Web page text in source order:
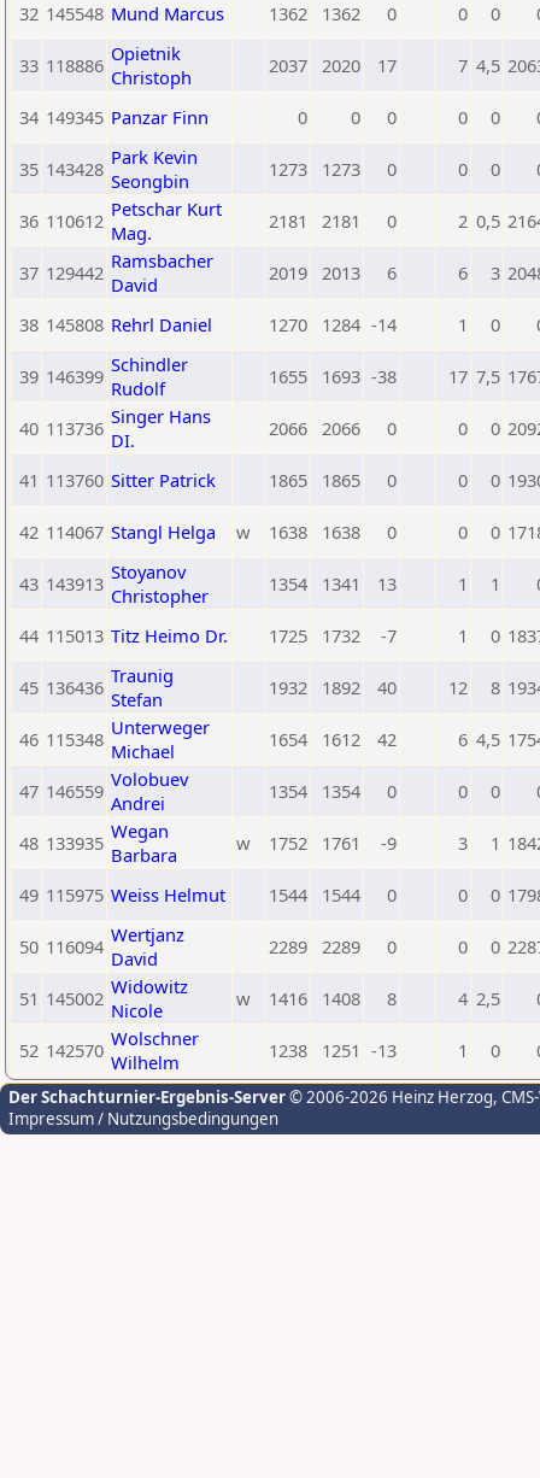
32 145548 Mund Marcus 1362 1362 0 0 0
33 118886 Opietnik
Christoph
2037 2020 17 7 4,5
34 149345 Panzar Finn 0 0 0 0 0
35 143428 Park Kevin
Seongbin
1273 1273 0 0 0
36 110612 Petschar Kurt
Mag.
2181 2181 0 2 0,5
37 129442 Ramsbacher
David
2019 2013 6 6 3
38 145808 Rehrl Daniel 1270 1284 -14 1 0
39 146399 Schindler
Rudolf
1655 1693 -38 17 7,5
40 113736 Singer Hans
DI.
2066 2066 0 0 0
41 113760 Sitter Patrick 1865 1865 0 0 0
42 114067 Stangl Helga w 1638 1638 0 0 0
43 143913 Stoyanov
Christopher
1354 1341 13 1 1
44 115013 Titz Heimo Dr. 1725 1732 -7 1 0
45 136436 Traunig
Stefan
1932 1892 40 12 8
46 115348 Unterweger
Michael
1654 1612 42 6 4,5
47 146559 Volobuev
Andrei
1354 1354 0 0 0
48 133935 Wegan
Barbara
w 1752 1761 -9 3 1
49 115975 Weiss Helmut 1544 1544 0 0 0
50 116094 Wertjanz
David
2289 2289 0 0 0
51 145002 Widowitz
Nicole
w 1416 1408 8 4 2,5
52 142570 Wolschner
Wilhelm
1238 1251 -13 1 0
Der Schachturnier-Ergebnis-Server© 2006-2026 Heinz Herzog,
Impressum / Nutzungsbedingungen